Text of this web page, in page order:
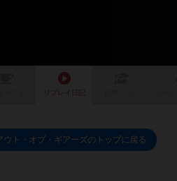
ウト・オブ・ギアーズのトップに戻る